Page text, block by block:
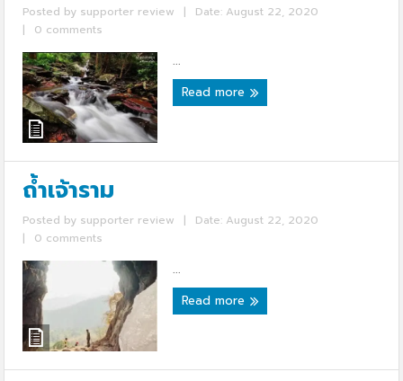
Posted by supporter review |
Date: August 22, 2020
|
0 comments
...
Read more
ถ้ำเจ้าราม
Posted by supporter review |
Date: August 22, 2020
|
0 comments
...
Read more